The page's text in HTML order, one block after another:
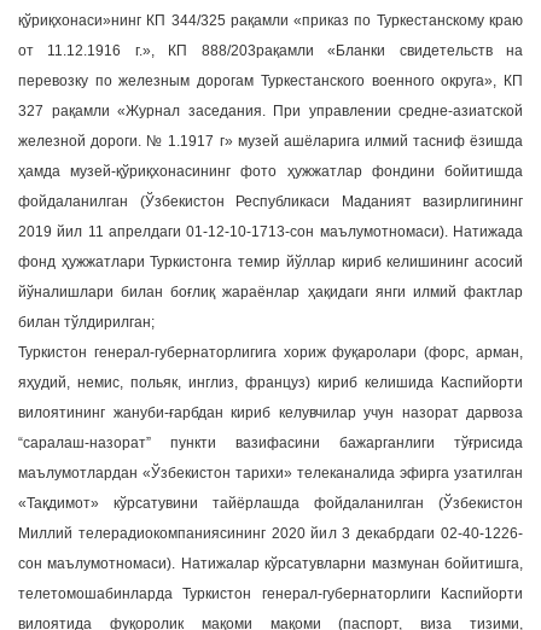
қўриқхонаси»нинг КП 344/325 рақамли «приказ по Туркестанскому краю
от 11.12.1916 г.», КП 888/203рақамли «Бланки свидетельств на
перевозку по железным дорогам Туркестанского военного округа», КП
327 рақамли «Журнал заседания. При управлении средне-азиатской
железной дороги. № 1.1917 г» музей ашёларига илмий тасниф ёзишда
ҳамда музей-қўриқхонасининг фото ҳужжатлар фондини бойитишда
фойдаланилган (Ўзбекистон Республикаси Маданият вазирлигининг
2019 йил 11 апрелдаги 01-12-10-1713-сон маълумотномаси). Натижада
фонд ҳужжатлари Туркистонга темир йўллар кириб келишининг асосий
йўналишлари билан боғлиқ жараёнлар ҳақидаги янги илмий фактлар
билан тўлдирилган;
Туркистон генерал-губернаторлигига хориж фуқаролари (форс, арман,
яҳудий, немис, польяк, инглиз, француз) кириб келишида Каспийорти
вилоятининг жануби-ғарбдан кириб келувчилар учун назорат дарвоза
“саралаш-назорат” пункти вазифасини бажарганлиги тўғрисида
маълумотлардан «Ўзбекистон тарихи» телеканалида эфирга узатилган
«Тақдимот» кўрсатувини тайёрлашда фойдаланилган (Ўзбекистон
Миллий телерадиокомпаниясининг 2020 йил 3 декабрдаги 02-40-1226-
сон маълумотномаси). Натижалар кўрсатувларни мазмунан бойитишга,
телетомошабинларда Туркистон генерал-губернаторлиги Каспийорти
вилоятида фуқоролик мақоми мақоми (паспорт, виза тизими,